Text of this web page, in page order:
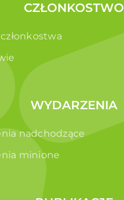
CZŁONKOSTWO
WYDARZENIA
nadchodzące
minione